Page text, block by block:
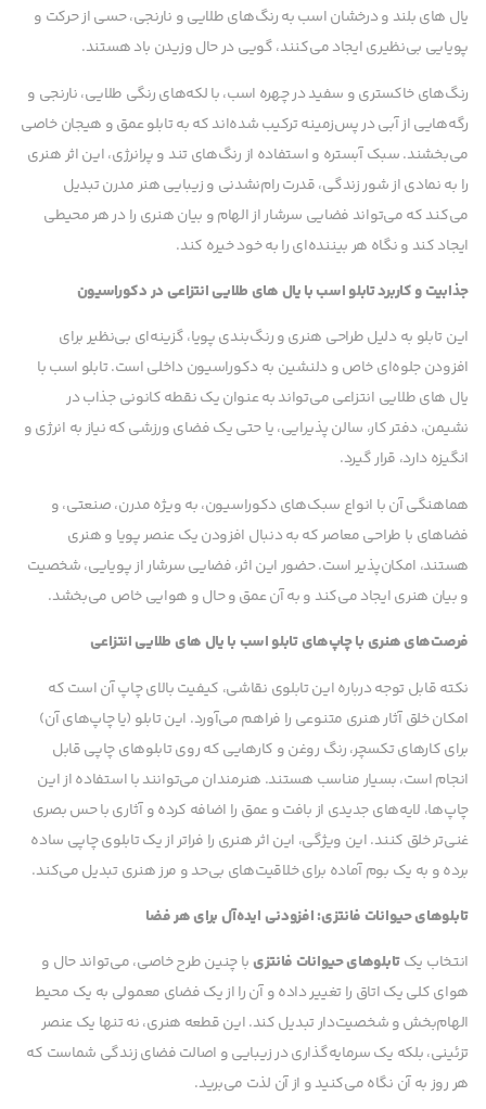
یال های بلند و درخشان اسب به رنگ‌های طلایی و نارنجی، حسی از حرکت و
پویایی بی‌نظیری ایجاد می‌کنند، گویی در حال وزیدن باد هستند.
رنگ‌های خاکستری و سفید در چهره اسب، با لکه‌های رنگی طلایی، نارنجی و
رگه‌هایی از آبی در پس‌زمینه ترکیب شده‌اند که به تابلو عمق و هیجان خاصی
می‌بخشند. سبک آبستره و استفاده از رنگ‌های تند و پرانرژی، این اثر هنری
را به نمادی از شور زندگی، قدرت رام‌نشدنی و زیبایی هنر مدرن تبدیل
می‌کند که می‌تواند فضایی سرشار از الهام و بیان هنری را در هر محیطی
ایجاد کند و نگاه هر بیننده‌ای را به خود خیره کند.
جذابیت و کاربرد تابلو اسب با یال های طلایی انتزاعی در دکوراسیون
این تابلو به دلیل طراحی هنری و رنگ‌بندی پویا، گزینه‌ای بی‌نظیر برای
افزودن جلوه‌ای خاص و دلنشین به دکوراسیون داخلی است. تابلو اسب با
یال های طلایی انتزاعی می‌تواند به عنوان یک نقطه کانونی جذاب در
نشیمن، دفتر کار، سالن پذیرایی، یا حتی یک فضای ورزشی که نیاز به انرژی و
انگیزه دارد، قرار گیرد.
هماهنگی آن با انواع سبک‌های دکوراسیون، به ویژه مدرن، صنعتی، و
فضاهای با طراحی معاصر که به دنبال افزودن یک عنصر پویا و هنری
هستند، امکان‌پذیر است. حضور این اثر، فضایی سرشار از پویایی، شخصیت
و بیان هنری ایجاد می‌کند و به آن عمق و حال و هوایی خاص می‌بخشد.
فرصت‌های هنری با چاپ‌های تابلو اسب با یال های طلایی انتزاعی
نکته قابل توجه درباره این تابلوی نقاشی، کیفیت بالای چاپ آن است که
امکان خلق آثار هنری متنوعی را فراهم می‌آورد. این تابلو (یا چاپ‌های آن)
برای کارهای تکسچر، رنگ روغن و کارهایی که روی تابلوهای چاپی قابل
انجام است، بسیار مناسب هستند. هنرمندان می‌توانند با استفاده از این
چاپ‌ها، لایه‌های جدیدی از بافت و عمق را اضافه کرده و آثاری با حس بصری
غنی‌تر خلق کنند. این ویژگی، این اثر هنری را فراتر از یک تابلوی چاپی ساده
برده و به یک بوم آماده برای خلاقیت‌های بی‌حد و مرز هنری تبدیل می‌کند.
تابلوهای حیوانات فانتزی: افزودنی ایده‌آل برای هر فضا
انتخاب یکتابلوهای حیوانات فانتزی با چنین طرح خاصی، می‌تواند حال و
هوای کلی یک اتاق را تغییر داده و آن را از یک فضای معمولی به یک محیط
الهام‌بخش و شخصیت‌دار تبدیل کند. این قطعه هنری، نه تنها یک عنصر
تزئینی، بلکه یک سرمایه‌گذاری در زیبایی و اصالت فضای زندگی شماست که
هر روز به آن نگاه می‌کنید و از آن لذت می‌برید.